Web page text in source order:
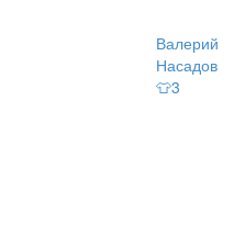
Валерий
Насадов
👕3